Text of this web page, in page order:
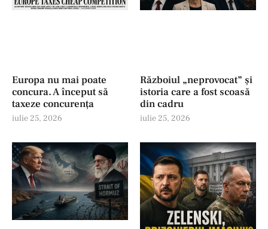
Europa nu mai poate
concura. A început să
taxeze concurența
iulie 25, 2026
Războiul „neprovocat” și
istoria care a fost scoasă
din cadru
iulie 25, 2026